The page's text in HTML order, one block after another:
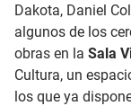
Dakota, Daniel
algunos de los
obras en la Sala
Cultura, un
los que ya